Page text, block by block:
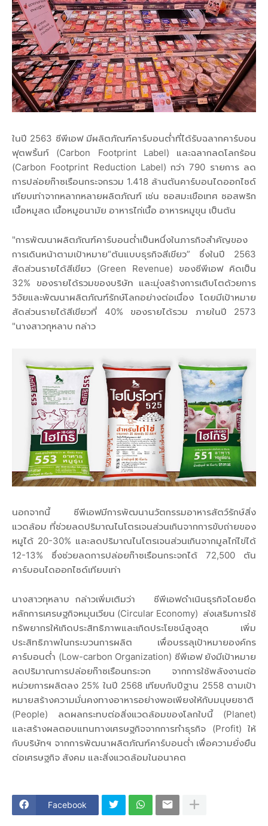
ในปี 2563 ซีพีเอฟ มีผลิตภัณฑ์คาร์บอนต่ำที่ได้รับฉลากคาร์บอน
ฟุตพริ้นท์ (Carbon Footprint Label) และฉลากลดโลกร้อน
(Carbon Footprint Reduction Label) กว่า 790 รายการ ลด
การปล่อยก๊าซเรือนกระจกรวม 1.418 ล้านตันคาร์บอนไดออกไซด์
เทียบเท่าจากหลากหลายผลิตภัณฑ์ เช่น ซอสมะเขือเทศ ซอสพริก
เนื้อหมูสด เนื้อหมูอนามัย อาหารไก่เนื้อ อาหารหมูขุน เป็นต้น
"การพัฒนาผลิตภัณฑ์คาร์บอนต่ำเป็นหนึ่งในภารกิจสำคัญของ
การเดินหน้าตามเป้าหมาย“ต้นแบบธุรกิจสีเขียว” ซึ่งในปี 2563
สัดส่วนรายได้สีเขียว (Green Revenue) ของซีพีเอฟ คิดเป็น
32% ของรายได้รวมของบริษัท และมุ่งสร้างการเติบโตด้วยการ
วิจัยและพัฒนาผลิตภัณฑ์รักษ์โลกอย่างต่อเนื่อง โดยมีเป้าหมาย
สัดส่วนรายได้สีเขียวที่ 40% ของรายได้รวม ภายในปี 2573
"นางสาวกุหลาบ กล่าว
นอกจากนี้ ซีพีเอฟมีการพัฒนานวัตกรรมอาหารสัตว์รักษ์สิ่ง
แวดล้อม ที่ช่วยลดปริมาณไนโตรเจนส่วนเกินจากการขับถ่ายของ
หมูได้ 20-30% และลดปริมาณไนโตรเจนส่วนเกินจากมูลไก่ไข่ได้
12-13% ซึ่งช่วยลดการปล่อยก๊าซเรือนกระจกได้ 72,500 ตัน
คาร์บอนไดออกไซด์เทียบเท่า
นางสาวกุหลาบ กล่าวเพิ่มเติมว่า ซีพีเอฟดำเนินธุรกิจโดยยึด
หลักการเศรษฐกิจหมุนเวียน (Circular Economy) ส่งเสริมการใช้
ทรัพยากรให้เกิดประสิทธิภาพและเกิดประโยชน์สูงสุด เพิ่ม
ประสิทธิภาพในกระบวนการผลิต เพื่อบรรลุเป้าหมายองค์กร
คาร์บอนต่ำ (Low-carbon Organization) ซีพีเอฟ ยังมีเป้าหมาย
ลดปริมาณการปล่อยก๊าซเรือนกระจก จากการใช้พลังงานต่อ
หน่วยการผลิตลง 25% ในปี 2568 เทียบกับปีฐาน 2558 ตามเป้า
หมายสร้างความมั่นคงทางอาหารอย่างพอเพียงให้กับมนุษยชาติ
(People) ลดผลกระทบต่อสิ่งแวดล้อมของโลกใบนี้ (Planet)
และสร้างผลตอบแทนทางเศรษฐกิจจากการทำธุรกิจ (Profit) ให้
กับบริษัทฯ จากการพัฒนาผลิตภัณฑ์คาร์บอนต่ำ เพื่อความยั่งยืน
ต่อเศรษฐกิจ สังคม และสิ่งแวดล้อมในอนาคต
Facebook